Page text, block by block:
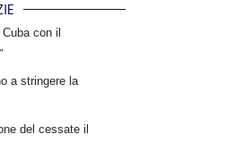
con il
a stringere la
del cessate il